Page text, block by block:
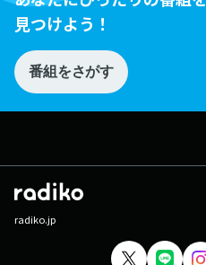
見つけよう！
番組をさがす
radiko.jp